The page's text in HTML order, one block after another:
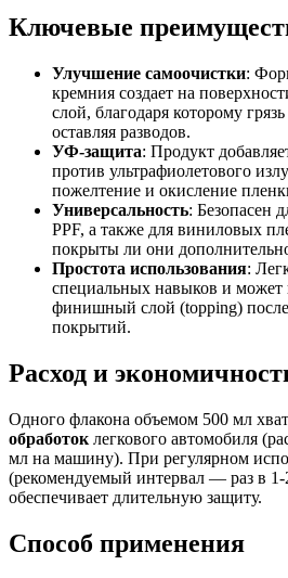
Ключевые
Улучшение самоочистки:
кремния создает на
слой, благодаря которому
оставляя разводов.
УФ-защита: Продукт
против ультрафиолетового
пожелтение и окисление
Универсальность: Безопасен
PPF, а также для виниловых
покрыты ли они
Простота использования:
специальных навыков и может
финишный слой (topping)
покрытий.
Расход и
Одного флакона объемом 500 мл
обработок легкового автомобиля
мл на машину). При регулярном
(рекомендуемый интервал — раз в 1-
обеспечивает длительную защиту.
Способ применения